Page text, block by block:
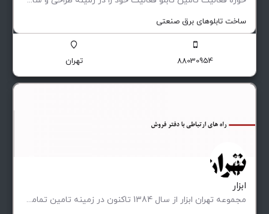
ساخت تابلوهای برق صنعتی
88030954 تهران
ابزار
مجموعه تهران ابزار از سال 1384 تاکنون در زمینه تامین تمامی تجهیزات مورد نیاز صنایع پیشران ، کارگاه ها…